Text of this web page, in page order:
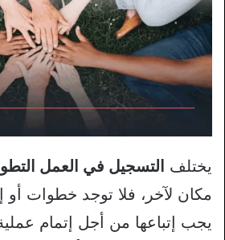
يختلف التسجيل في العمل
مكان لآخر، فلا توجد خطوات
يجب إتباعها من أجل إتمام